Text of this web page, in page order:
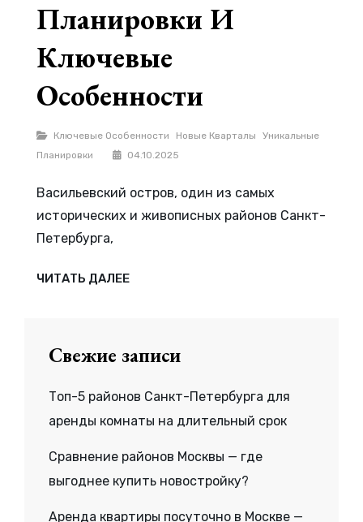
Планировки И
Ключевые
Особенности
Рубрики
Ключевые Особенности Новые Кварталы
Уникальные
Планировки
04.10.2025
Васильевский остров, один из самых
исторических и живописных районов Санкт-
Петербурга,
ЧИТАТЬ ДАЛЕЕНОВЫЕ
КВАРТАЛЫ
Свежие записи
Топ-5 районов Санкт-Петербурга для
аренды комнаты на длительный срок
Сравнение районов Москвы — где
выгоднее купить новостройку?
Аренда квартиры посуточно в Москве —